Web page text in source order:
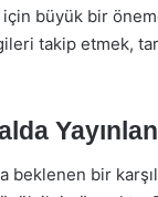
için büyük bir
takip etmek,
beklenen bir